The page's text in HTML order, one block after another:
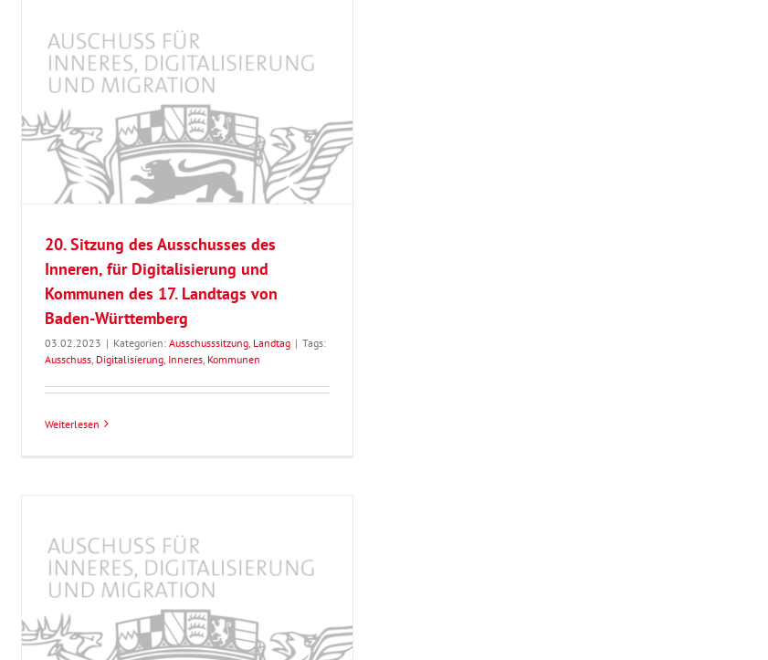
20. Sitzung des Ausschusses des
Inneren, für Digitalisierung und
Kommunen des 17. Landtags von
Baden-Württemberg
03.02.2023 | Kategorien: Ausschusssitzung Landtag | Tags:
Ausschuss Digitalisierung Inneres Kommunen
Weiterlesen